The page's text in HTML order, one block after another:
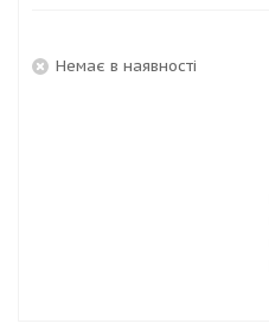
Немає в наявності